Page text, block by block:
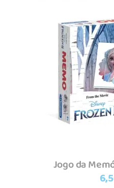
Jogo da